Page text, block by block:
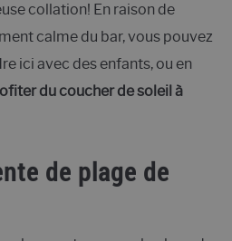
collation! En raison de
calme du bar, vous pouvez
ici avec des enfants, ou en
du coucher de soleil à
de plage de